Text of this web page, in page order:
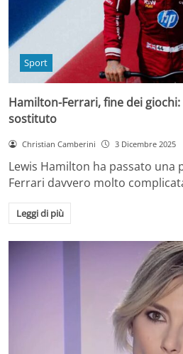
Sport
Hamilton-Ferrari, fine dei
sostituto
Christian Camberini 3 Dicembre 2025
Lewis Hamilton ha passato una
Ferrari davvero molto
Leggi di più